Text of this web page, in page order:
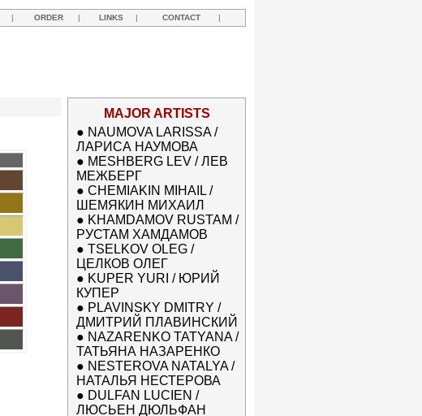
| ORDER | LINKS | CONTACT |
MAJOR ARTISTS
● NAUMOVA LARISSA /
ЛАРИСА НАУМОВА
● MESHBERG LEV / ЛЕВ
МЕЖБЕРГ
● CHEMIAKIN MIHAIL /
ШЕМЯКИН МИХАИЛ
● KHAMDAMOV RUSTAM /
РУСТАМ ХАМДАМОВ
● TSELKOV OLEG /
ЦЕЛКОВ ОЛЕГ
● KUPER YURI / ЮРИЙ
КУПЕР
● PLAVINSKY DMITRY /
ДМИТРИЙ ПЛАВИНСКИЙ
● NAZARENKO TATYANA /
ТАТЬЯНА НАЗАРЕНКО
● NESTEROVA NATALYA /
НАТАЛЬЯ НЕСТЕРОВА
● DULFAN LUCIEN /
ЛЮСЬЕН ДЮЛЬФАН